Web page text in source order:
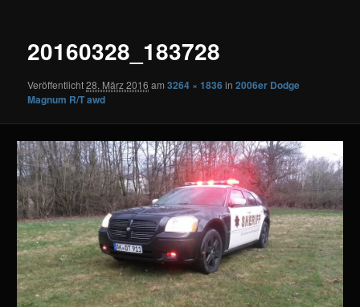
20160328_183728
Veröffentlicht28. März 2016 am3264 × 1836 in2006er Dodge
Magnum R/T awd